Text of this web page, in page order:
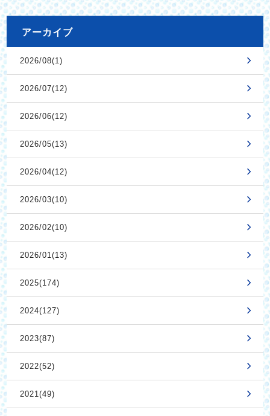
アーカイブ
2026/08(1)
2026/07(12)
2026/06(12)
2026/05(13)
2026/04(12)
2026/03(10)
2026/02(10)
2026/01(13)
2025(174)
2024(127)
2023(87)
2022(52)
2021(49)